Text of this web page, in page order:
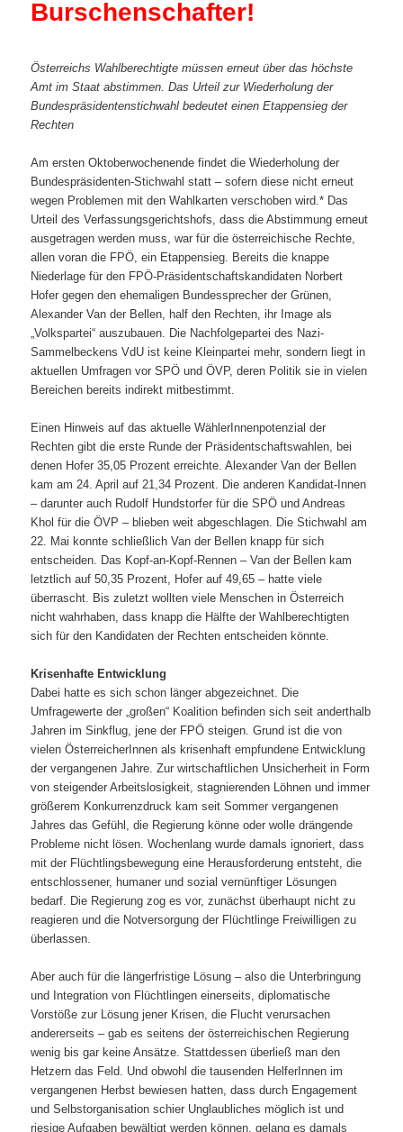
Burschenschafter!
Österreichs Wahlberechtigte müssen erneut über das höchste
Amt im Staat abstimmen. Das Urteil zur Wiederholung der
Bundespräsidentenstichwahl bedeutet einen Etappensieg der
Rechten
Am ersten Oktoberwochenende findet die Wiederholung der
Bundespräsidenten-Stichwahl statt – sofern diese nicht erneut
wegen Problemen mit den Wahlkarten verschoben wird.* Das
Urteil des Verfassungsgerichtshofs, dass die Abstimmung erneut
ausgetragen werden muss, war für die österreichische Rechte,
allen voran die FPÖ, ein Etappensieg. Bereits die knappe
Niederlage für den FPÖ-Präsidentschaftskandidaten Norbert
Hofer gegen den ehemaligen Bundessprecher der Grünen,
Alexander Van der Bellen, half den Rechten, ihr Image als
„Volkspartei“ auszubauen. Die Nachfolgepartei des Nazi-
Sammelbeckens VdU ist keine Kleinpartei mehr, sondern liegt in
aktuellen Umfragen vor SPÖ und ÖVP, deren Politik sie in vielen
Bereichen bereits indirekt mitbestimmt.
Einen Hinweis auf das aktuelle WählerInnenpotenzial der
Rechten gibt die erste Runde der Präsidentschaftswahlen, bei
denen Hofer 35,05 Prozent erreichte. Alexander Van der Bellen
kam am 24. April auf 21,34 Prozent. Die anderen Kandidat-Innen
– darunter auch Rudolf Hundstorfer für die SPÖ und Andreas
Khol für die ÖVP – blieben weit abgeschlagen. Die Stichwahl am
22. Mai konnte schließlich Van der Bellen knapp für sich
entscheiden. Das Kopf-an-Kopf-Rennen – Van der Bellen kam
letztlich auf 50,35 Prozent, Hofer auf 49,65 – hatte viele
überrascht. Bis zuletzt wollten viele Menschen in Österreich
nicht wahrhaben, dass knapp die Hälfte der Wahlberechtigten
sich für den Kandidaten der Rechten entscheiden könnte.
Krisenhafte Entwicklung
Dabei hatte es sich schon länger abgezeichnet. Die
Umfragewerte der „großen“ Koalition befinden sich seit anderthalb
Jahren im Sinkflug, jene der FPÖ steigen. Grund ist die von
vielen ÖsterreicherInnen als krisenhaft empfundene Entwicklung
der vergangenen Jahre. Zur wirtschaftlichen Unsicherheit in Form
von steigender Arbeitslosigkeit, stagnierenden Löhnen und immer
größerem Konkurrenzdruck kam seit Sommer vergangenen
Jahres das Gefühl, die Regierung könne oder wolle drängende
Probleme nicht lösen. Wochenlang wurde damals ignoriert, dass
mit der Flüchtlingsbewegung eine Herausforderung entsteht, die
entschlossener, humaner und sozial vernünftiger Lösungen
bedarf. Die Regierung zog es vor, zunächst überhaupt nicht zu
reagieren und die Notversorgung der Flüchtlinge Freiwilligen zu
überlassen.
Aber auch für die längerfristige Lösung – also die Unterbringung
und Integration von Flüchtlingen einerseits, diplomatische
Vorstöße zur Lösung jener Krisen, die Flucht verursachen
andererseits – gab es seitens der österreichischen Regierung
wenig bis gar keine Ansätze. Stattdessen überließ man den
Hetzern das Feld. Und obwohl die tausenden HelferInnen im
vergangenen Herbst bewiesen hatten, dass durch Engagement
und Selbstorganisation schier Unglaubliches möglich ist und
riesige Aufgaben bewältigt werden können, gelang es damals